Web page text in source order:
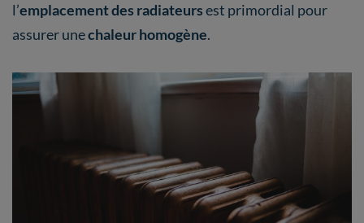
l’emplacement des radiateursest primordial pour
assurer unechaleur homogène.